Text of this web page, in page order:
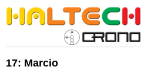
17: Marcio